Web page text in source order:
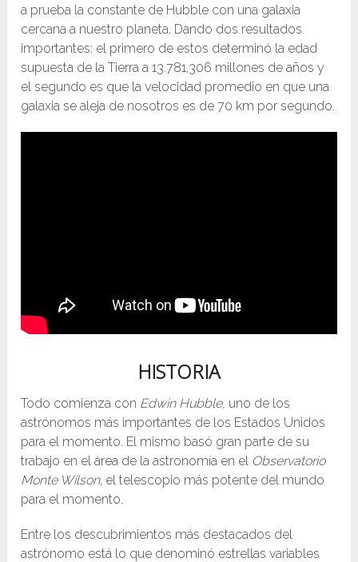
a prueba la constante de Hubble con una galaxia
cercana a nuestro planeta. Dando dos resultados
importantes: el primero de estos determinó la edad
supuesta de la Tierra a 13.781,306 millones de años y
el segundo es que la velocidad promedio en que una
galaxia se aleja de nosotros es de 70 km por segundo.
HISTORIA
Todo comienza con Edwin Hubble, uno de los
astrónomos más importantes de los Estados Unidos
para el momento. El mismo basó gran parte de su
trabajo en el área de la astronomía en el Observatorio
Monte Wilson, el telescopio más potente del mundo
para el momento.
Entre los descubrimientos más destacados del
astrónomo está lo que denominó estrellas variables